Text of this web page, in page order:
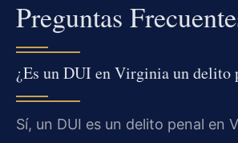
Preguntas
¿Es un DUI en Virginia un delito
Sí, un DUI es un delito penal en